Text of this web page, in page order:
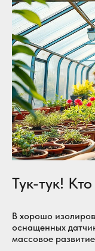
Тук-тук!
В хорошо
оснащенных
массовое